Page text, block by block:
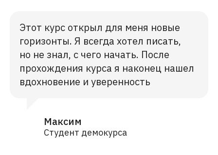
Этот курс открыл для меня новые
горизонты. Я всегда хотел писать,
но не знал, с чего начать. После
прохождения курса я наконец нашел
вдохновение и уверенность
Максим
Студент демокурса